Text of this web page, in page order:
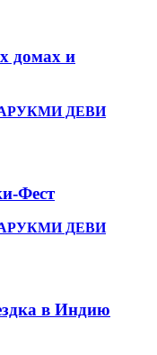
домах и
ДЕВИ
Фест
ДЕВИ
в Индию